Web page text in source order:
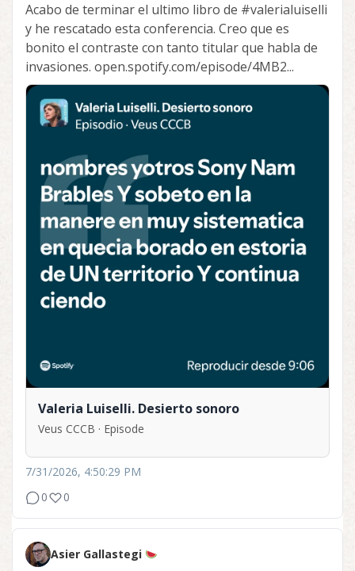
Acabo de terminar el ultimo libro de #valerialuiselli
y he rescatado esta conferencia. Creo que es
bonito el contraste con tanto titular que habla de
invasiones. open.spotify.com/episode/4MB2...
Valeria Luiselli. Desierto sonoro
Veus CCCB · Episode
7/31/2026, 4:50:29 PM
0
0
Asier Gallastegi